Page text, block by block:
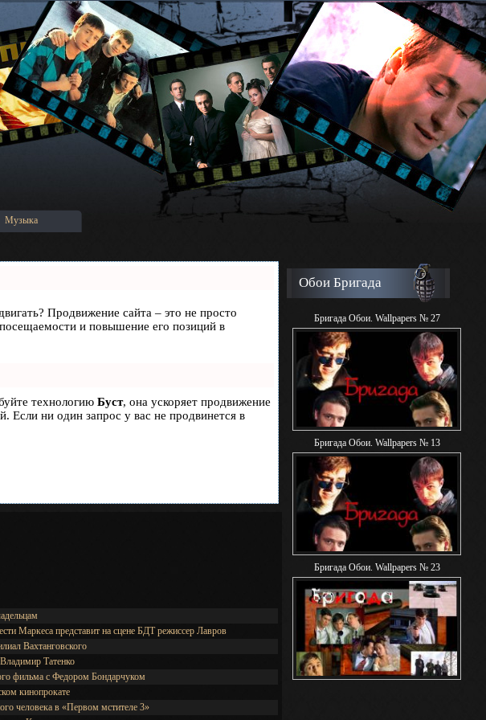
Музыка
Продвижение сайта – это не просто
и повышение его позиций в
технологию Буст, она ускоряет продвижение
Если ни один запрос у вас не продвинется в
Маркеса представит на сцене БДТ режиссер Лавров
Вахтанговского
Татенко
фильма с Федором Бондарчуком
кинопрокате
человека в «Первом мстителе 3»
Обои Бригада
Бригада Обои. Wallpapers № 27
Бригада Обои. Wallpapers № 13
Бригада Обои. Wallpapers № 23